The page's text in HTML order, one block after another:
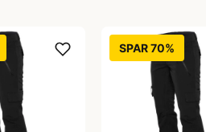
SPAR 70%